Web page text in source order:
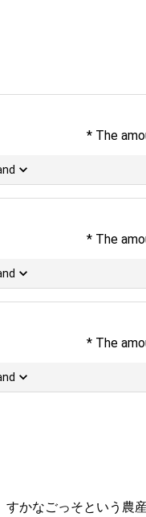
* The
* The
* The
かなごっそという農